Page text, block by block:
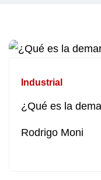
Industrial
¿Qué es la
Rodrigo Moni